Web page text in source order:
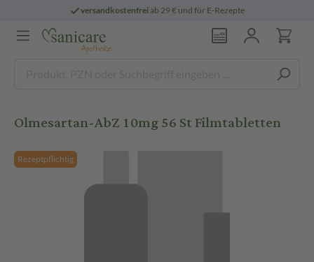
versandkostenfreiab 29 € und für E-Rezepte
Olmesartan-AbZ 10mg 56 St Filmtabletten
Rezeptpflichtig